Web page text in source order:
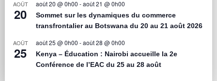
AOÛT
20
août 20 @ 0h00 -août 21 @ 0h00
Sommet sur les dynamiques du commerce
transfrontalier au Botswana du 20 au 21 août 2026
AOÛT
25
août 25 @ 0h00 -août 28 @ 0h00
Kenya – Éducation : Nairobi accueille la 2e
Conférence de l’EAC du 25 au 28 août